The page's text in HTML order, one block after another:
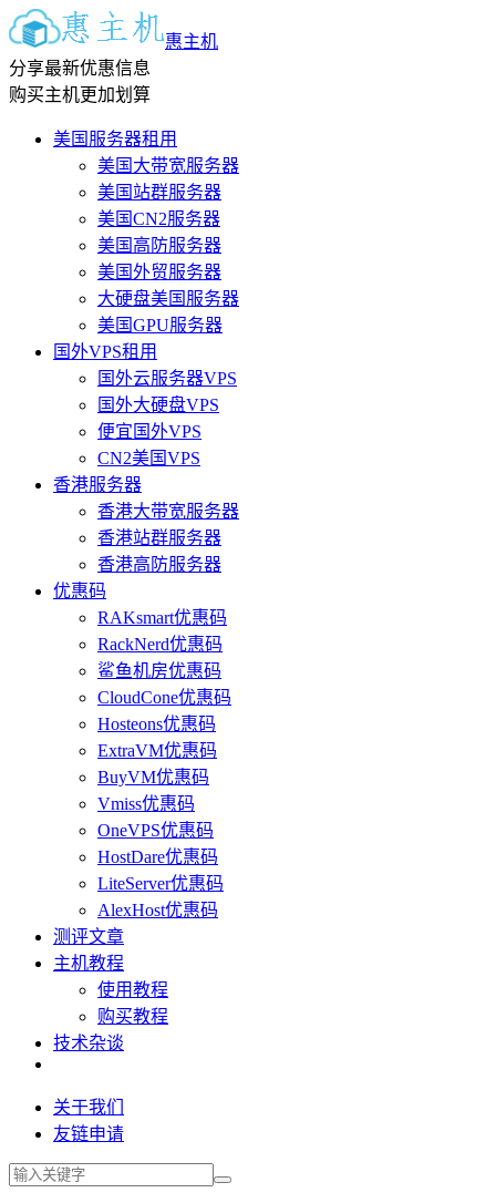
惠主机
分享最新优惠信息
购买主机更加划算
美国服务器租用
美国大带宽服务器
美国站群服务器
美国CN2服务器
美国高防服务器
美国外贸服务器
大硬盘美国服务器
美国GPU服务器
国外VPS租用
国外云服务器VPS
国外大硬盘VPS
便宜国外VPS
CN2美国VPS
香港服务器
香港大带宽服务器
香港站群服务器
香港高防服务器
优惠码
RAKsmart优惠码
RackNerd优惠码
鲨鱼机房优惠码
CloudCone优惠码
Hosteons优惠码
ExtraVM优惠码
BuyVM优惠码
Vmiss优惠码
OneVPS优惠码
HostDare优惠码
LiteServer优惠码
AlexHost优惠码
测评文章
主机教程
使用教程
购买教程
技术杂谈
关于我们
友链申请